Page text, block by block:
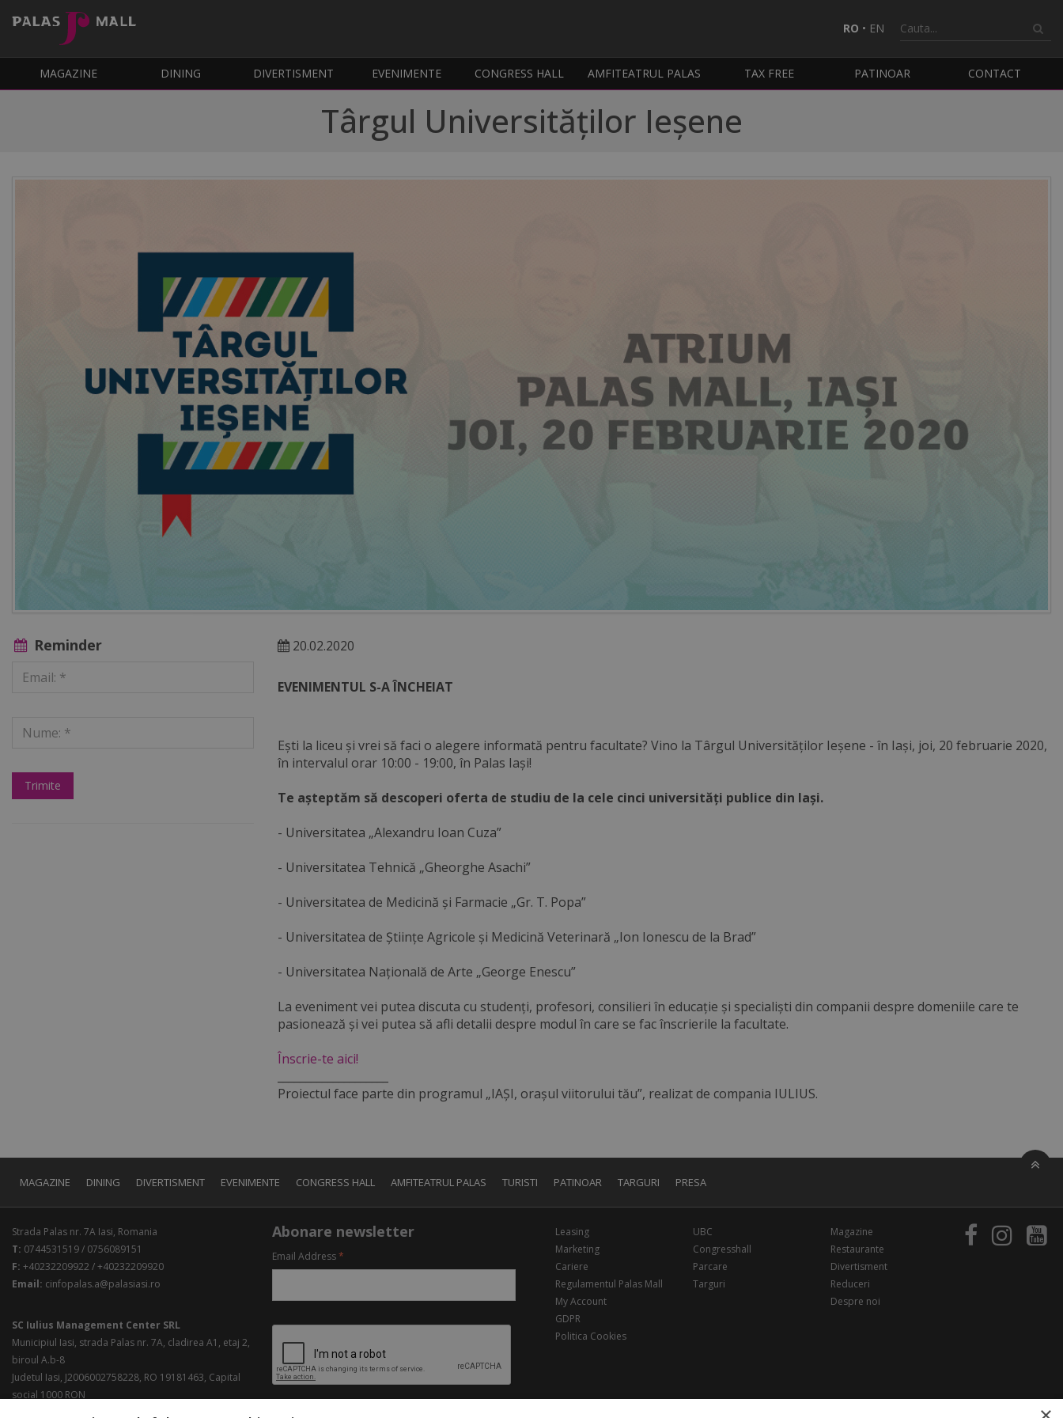
RO • EN
MAGAZINE DINING DIVERTISMENT EVENIMENTE CONGRESS HALL AMFITEATRUL PALAS TAX FREE PATINOAR CONTACT
Târgul Universităților Ieșene
20.02.2020
EVENIMENTUL S-A ÎNCHEIAT
Ești la liceu și vrei să faci o alegere informată pentru facultate? Vino la Târgul Universităților Ieșene - în Iași, joi, 20 februarie 2020,
în intervalul orar 10:00 - 19:00, în Palas Iași!
Te așteptăm să descoperi oferta de studiu de la cele cinci universități publice din Iași.
- Universitatea „Alexandru Ioan Cuza”
- Universitatea Tehnică „Gheorghe Asachi”
- Universitatea de Medicină și Farmacie „Gr. T. Popa”
- Universitatea de Științe Agricole și Medicină Veterinară „Ion Ionescu de la Brad”
- Universitatea Națională de Arte „George Enescu”
La eveniment vei putea discuta cu studenți, profesori, consilieri în educație și specialiști din companii despre domeniile care te
pasionează și vei putea să afli detalii despre modul în care se fac înscrierile la facultate.
Înscrie-te aici!
Proiectul face parte din programul „IAȘI, orașul viitorului tău”, realizat de compania IULIUS.
Reminder
MAGAZINE DINING DIVERTISMENT EVENIMENTE CONGRESS HALL AMFITEATRUL PALAS TURISTI PATINOAR TARGURI PRESA
Strada Palas nr. 7A Iasi, Romania
T: 0744531519 / 0756089151
F: +40232209922 / +40232209920
Email: cinfopalas.a@palasiasi.ro
SC Iulius Management Center SRL
Municipiul Iasi, strada Palas nr. 7A, cladirea A1, etaj 2,
biroul A.b-8
Judetul Iasi, J2006002758228, RO 19181463, Capital
social 1000 RON
Abonare newsletter
Email Address*
Leasing
Marketing
Cariere
Regulamentul Palas Mall
My Account
GDPR
Politica Cookies
UBC
Congresshall
Parcare
Targuri
Magazine
Restaurante
Divertisment
Reduceri
Despre noi